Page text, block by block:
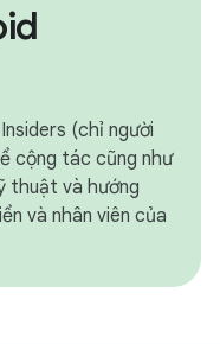
(chỉ người
cộng tác cũng như
thuật và hướng
và nhân viên của